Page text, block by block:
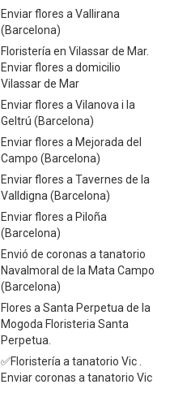
Enviar flores a Vallirana
(Barcelona)
Floristería en Vilassar de Mar.
Enviar flores a domicilio
Vilassar de Mar
Enviar flores a Vilanova i la
Geltrú (Barcelona)
Enviar flores a Mejorada del
Campo (Barcelona)
Enviar flores a Tavernes de la
Valldigna (Barcelona)
Enviar flores a Piloña
(Barcelona)
Envió de coronas a tanatorio
Navalmoral de la Mata Campo
(Barcelona)
Flores a Santa Perpetua de la
Mogoda Floristeria Santa
Perpetua.
✅Floristería a tanatorio Vic .
Enviar coronas a tanatorio Vic